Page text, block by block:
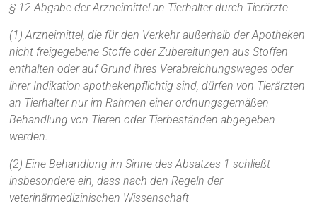
§ 12 Abgabe der Arzneimittel an Tierhalter durch Tierärzte
(1) Arzneimittel, die für den Verkehr außerhalb der Apotheken
nicht freigegebene Stoffe oder Zubereitungen aus Stoffen
enthalten oder auf Grund ihres Verabreichungsweges oder
ihrer Indikation apothekenpflichtig sind, dürfen von Tierärzten
an Tierhalter nur im Rahmen einer ordnungsgemäßen
Behandlung von Tieren oder Tierbeständen abgegeben
werden.
(2) Eine Behandlung im Sinne des Absatzes 1 schließt
insbesondere ein, dass nach den Regeln der
veterinärmedizinischen Wissenschaft